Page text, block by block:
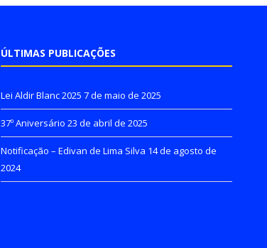
ÚLTIMAS PUBLICAÇÕES
Lei Aldir Blanc 2025 7 de maio de 2025
37º Aniversário 23 de abril de 2025
Notificação – Edivan de Lima Silva 14 de agosto de
2024